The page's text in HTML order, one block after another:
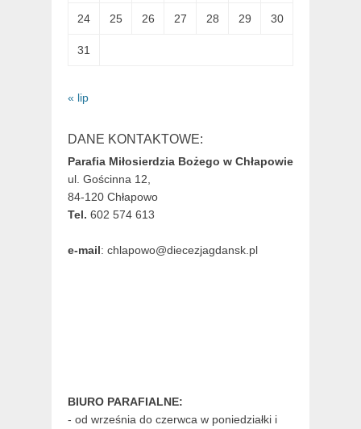
24 25 26 27 28 29 30
31
« lip
DANE KONTAKTOWE:
Parafia Miłosierdzia Bożego w Chłapowie
ul. Gościnna 12,
84-120 Chłapowo
Tel. 602 574 613
e-mail: chlapowo@diecezjagdansk.pl
BIURO PARAFIALNE:
- od września do czerwca w poniedziałki i